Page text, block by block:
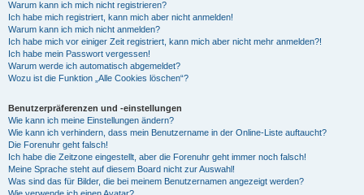
Warum kann ich mich nicht registrieren?
Ich habe mich registriert, kann mich aber nicht anmelden!
Warum kann ich mich nicht anmelden?
Ich habe mich vor einiger Zeit registriert, kann mich aber nicht mehr anmelden?!
Ich habe mein Passwort vergessen!
Warum werde ich automatisch abgemeldet?
Wozu ist die Funktion „Alle Cookies löschen“?
Benutzerpräferenzen und -einstellungen
Wie kann ich meine Einstellungen ändern?
Wie kann ich verhindern, dass mein Benutzername in der Online-Liste auftaucht?
Die Forenuhr geht falsch!
Ich habe die Zeitzone eingestellt, aber die Forenuhr geht immer noch falsch!
Meine Sprache steht auf diesem Board nicht zur Auswahl!
Was sind das für Bilder, die bei meinem Benutzernamen angezeigt werden?